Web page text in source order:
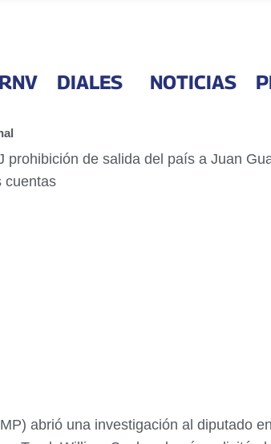
RNV DIALES NOTICIAS
abrió una investigación al diputado